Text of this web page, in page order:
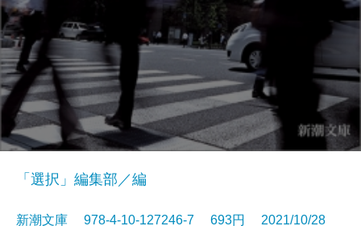
「選択」編集部／編
新潮文庫 978-4-10-127246-7 693円 2021/10/28